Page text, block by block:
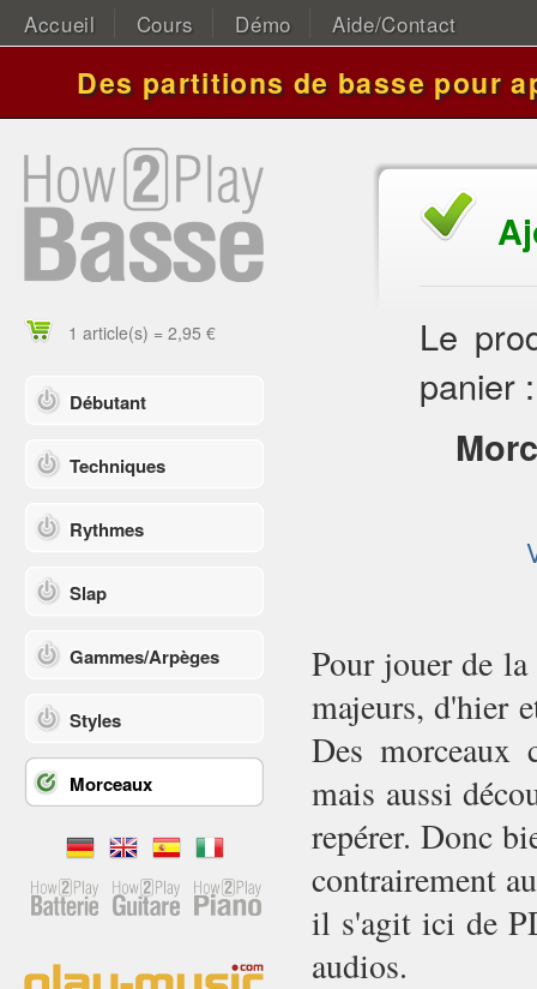
Accueil Cours Démo Aide/Contact
Des partitions de basse pour
1 article(s) = 2,95 €
Débutant
Techniques
Rythmes
Slap
Gammes/Arpèges
Styles
Morceaux
Le
panier :
Pour jouer de la
majeurs, d'hier
Des morceaux
mais aussi
repérer. Donc
contrairement
il s'agit ici de
audios.